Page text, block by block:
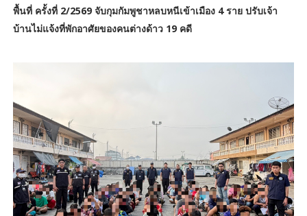
พื้นที่ ครั้งที่ 2/2569 จับกุมกัมพูชาหลบหนีเข้าเมือง 4 ราย ปรับเจ้า
บ้านไม่แจ้งที่พักอาศัยของคนต่างด้าว 19 คดี